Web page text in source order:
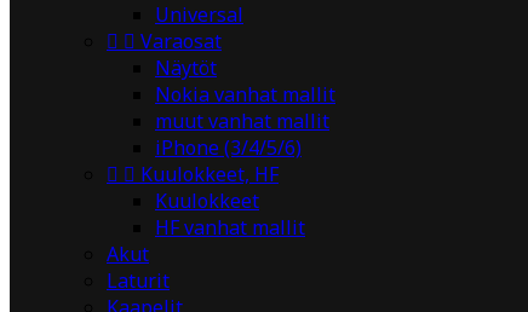
Universal
  Varaosat
Näytöt
Nokia vanhat mallit
muut vanhat mallit
iPhone (3/4/5/6)
  Kuulokkeet, HF
Kuulokkeet
HF vanhat mallit
Akut
Laturit